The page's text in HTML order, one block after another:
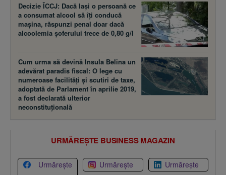
Decizie ÎCCJ: Dacă laşi o persoană ce
a consumat alcool să îţi conducă
maşina, răspunzi penal doar dacă
alcoolemia şoferului trece de 0,80 g/l
Cum urma să devină Insula Belina un
adevărat paradis fiscal: O lege cu
numeroase facilităţi şi scutiri de taxe,
adoptată de Parlament în aprilie 2019,
a fost declarată ulterior
neconstituţională
URMĂREȘTE BUSINESS MAGAZIN
Urmărește Urmărește Urmărește